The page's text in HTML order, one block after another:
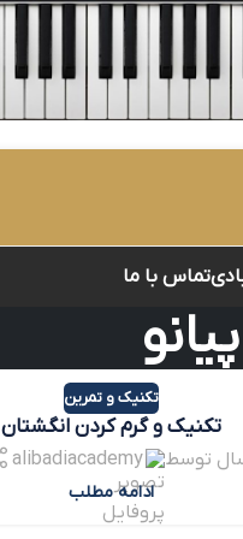
تماس با ما
تکنیک و تمرین
تکنیک و گرم کردن انگشتان
توسط alibadiacademy
ادامه مطلب